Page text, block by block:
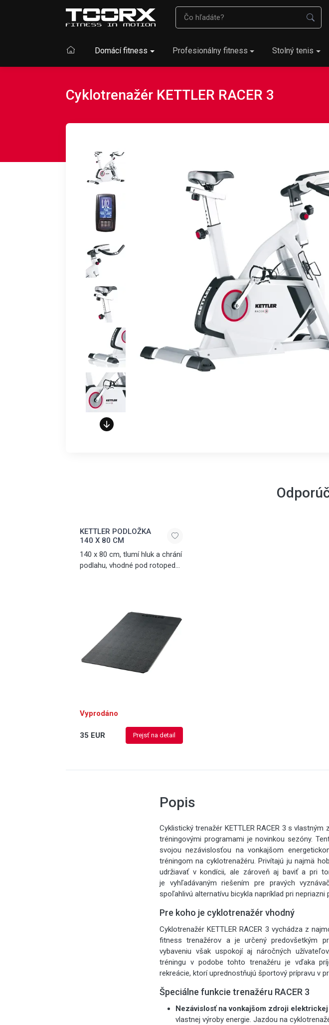
Domácí fitness Profesionálny fitness Stolný tenis
Cyklotrenažér KETTLER RACER 3
KETTLER PODLOŽKA
140 X 80 CM
140 x 80 cm, tlumí hluk a chrání
podlahu, vhodné pod rotopedy,
Vyprodáno
35 EUR Prejsť na detail
Popis
Cyklistický trenažér KETTLER RACER 3 s
tréningovými programami je novinkou sezóny.
svojou nezávislosťou na vonkajšom
tréningom na cyklotrenažéru. Privítajú ju najmä
udržiavať v kondícii, ale zároveň aj baviť a pri
je vyhľadávaným riešením pre pravých
spoľahlivú alternatívu bicykla napríklad pri
Pre koho je cyklotrenažér vhodný
Cyklotrenažér KETTLER RACER 3 vychádza z
fitness trenažérov a je určený predovšetkým
vybaveniu však uspokojí aj náročných
tréningu v podobe tohto trenažéru je vďaka
rekreácie, ktorí uprednostňujú športový prípravu v
Špeciálne funkcie trenažéru RACER 3
Nezávislosť na vonkajšom zdroji
vlastnej výroby energie. Jazdou na